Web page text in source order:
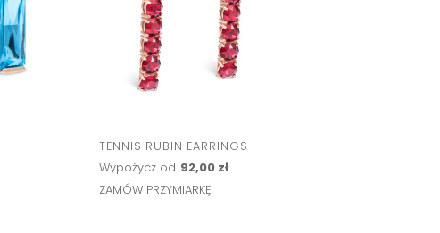
TENNIS RUBIN EARRINGS
Wypożycz od 92,00 zł
ZAMÓW PRZYMIARKĘ